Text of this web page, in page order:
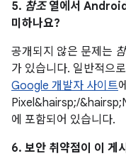
5. 참조열에서 Android
미하나요?
공개되지 않은 문제는
가 있습니다. 일반적으
Google 개발자 사이트
Pixel&hairsp;/
에 포함되어 있습니다.
6. 보안 취약점이 이